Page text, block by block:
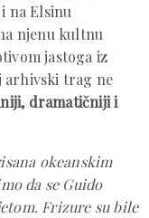
na Elsinu
njenu kultnu
jastoga iz
trag ne
dramatičniji i
okeanskim
da se Guido
Frizure su bile